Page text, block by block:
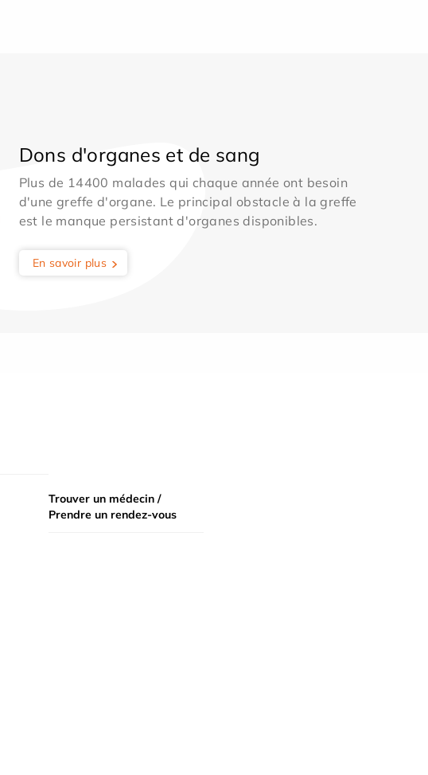
Dons d'organes et de sang
Plus de 14400 malades qui chaque année ont besoin
d'une greffe d'organe. Le principal obstacle à la greffe
est le manque persistant d'organes disponibles.
En savoir plus
Trouver un médecin /
Prendre un rendez-vous